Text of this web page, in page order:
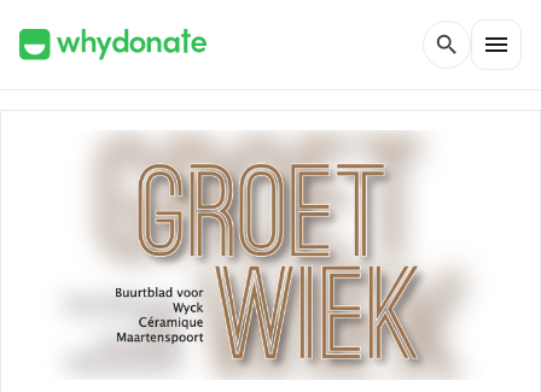
search menu